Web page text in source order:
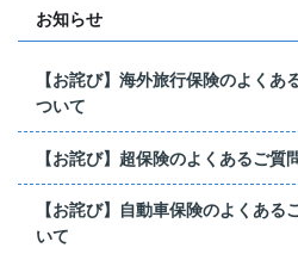
お知らせ
【お詫び】海外旅行保険のよくあ
ついて
【お詫び】超保険のよくあるご質
【お詫び】自動車保険のよくあ
いて